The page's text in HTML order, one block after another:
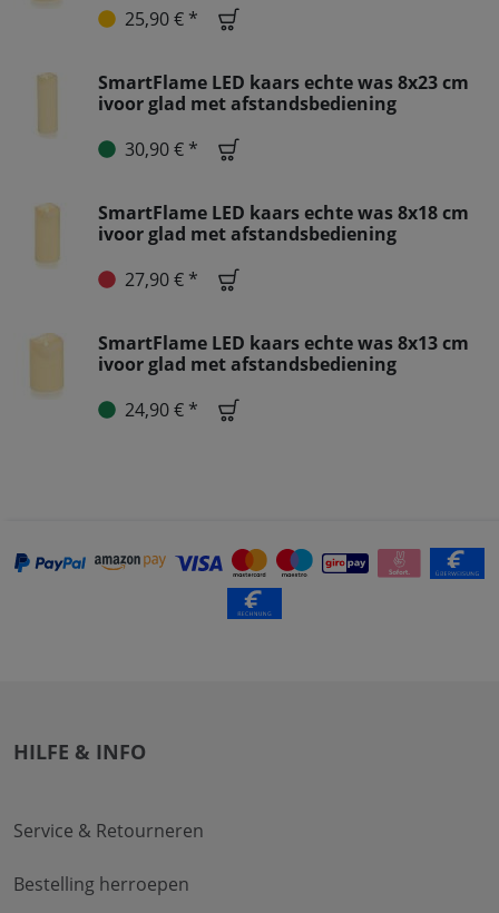
25,90 € *
SmartFlame LED kaars echte was 8x23 cm
ivoor glad met afstandsbediening
30,90 € *
SmartFlame LED kaars echte was 8x18 cm
ivoor glad met afstandsbediening
27,90 € *
SmartFlame LED kaars echte was 8x13 cm
ivoor glad met afstandsbediening
24,90 € *
HILFE & INFO
Service & Retourneren
Bestelling herroepen